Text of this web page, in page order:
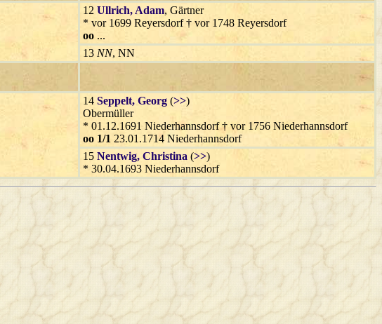
12 Ullrich, Adam, Gärtner
* vor 1699 Reyersdorf † vor 1748 Reyersdorf
oo ...
13 NN, NN
14 Seppelt, Georg (>>)
Obermüller
* 01.12.1691 Niederhannsdorf † vor 1756 Niederhannsdorf
oo 1/1 23.01.1714 Niederhannsdorf
15 Nentwig, Christina (>>)
* 30.04.1693 Niederhannsdorf